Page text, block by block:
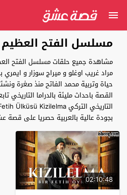
مسلسل الفتح العظيم
مشاهدة جميع حلقات مسلسل الفتح
مراد غريب اوغلو و ميراج سوزار و
حياة وتربية محمد الفاتح منذ صغرة
القصة باحداث مليئة بالدراما التاريخي
بجودة عالية بالعربية حصريا على قصة
02:10:48